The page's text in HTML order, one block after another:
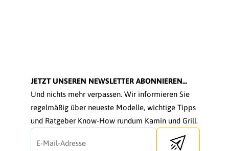
JETZT UNSEREN NEWSLETTER ABONNIEREN...
Und nichts mehr verpassen. Wir informieren Sie
regelmäßig über neueste Modelle, wichtige Tipps
und Ratgeber Know-How rundum Kamin und Grill.
Send newsletter